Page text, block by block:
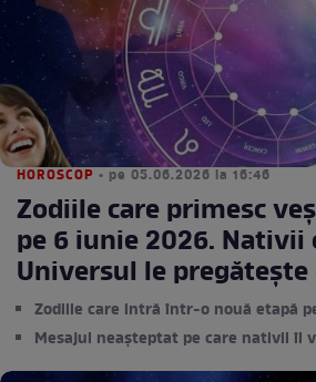
HOROSCOP • pe 05.06.2026 la 16:46
Zodiile care primesc
pe 6 iunie 2026. Nativii
Universul le
Zodiile care intră într-o nouă etapă
Mesajul neașteptat pe care nativii îl